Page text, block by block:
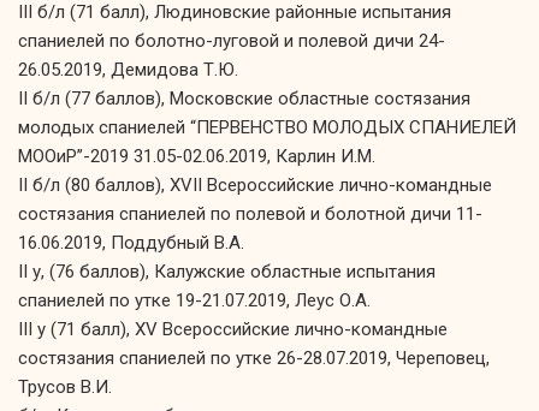
III б/л (71 балл), Людиновские районные испытания
спаниелей по болотно-луговой и полевой дичи 24-
26.05.2019, Демидова Т.Ю.
II б/л (77 баллов), Московские областные состязания
молодых спаниелей “ПЕРВЕНСТВО МОЛОДЫХ СПАНИЕЛЕЙ
МООиР”-2019 31.05-02.06.2019, Карлин И.М.
II б/л (80 баллов), XVII Всероссийские лично-командные
состязания спаниелей по полевой и болотной дичи 11-
16.06.2019, Поддубный В.А.
II у, (76 баллов), Калужские областные испытания
спаниелей по утке 19-21.07.2019, Леус О.А.
III у (71 балл), XV Всероссийские лично-командные
состязания спаниелей по утке 26-28.07.2019, Череповец,
Трусов В.И.